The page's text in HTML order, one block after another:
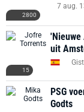
2800
7 aug.
15
uit
PSG
Godts